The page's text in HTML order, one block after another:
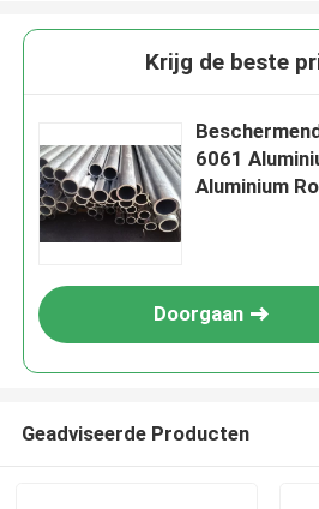
Krijg de beste
6061
Aluminium
Doorgaan
Geadviseerde Producten